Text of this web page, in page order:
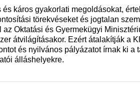
és káros gyakorlati megoldásokat,
törekvéseket és jogtalan
az Oktatási és Gyermekügyi
átvilágításakor. Ezért átalakítják a
és nyilvános pályázatot írnak ki a
álláshelyekre.